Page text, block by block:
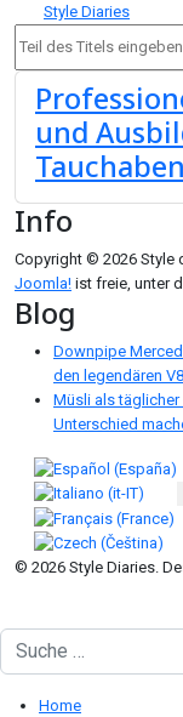
Style Diaries
und
Info
Copyright © 2026 Style
Joomla! ist freie, unter
Blog
Downpipe
den legendären V8
Müsli als
Unterschied
Sprache auswählen
© 2026 Style Diaries.
Suchen
Home